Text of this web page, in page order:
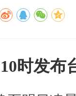
时发布